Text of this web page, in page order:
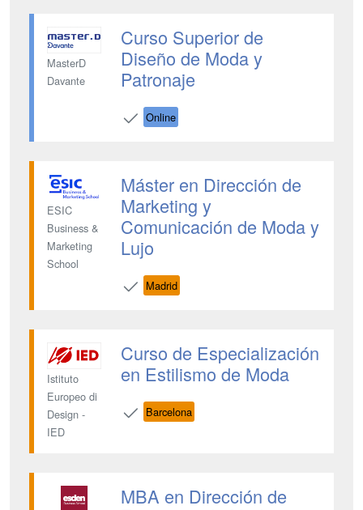
MasterD
Davante
Curso Superior de
Diseño de Moda y
Patronaje
Online
ESIC
Business &
Marketing
School
Máster en Dirección de
Marketing y
Comunicación de Moda y
Lujo
Madrid
Istituto
Europeo di
Design -
IED
Curso de Especialización
en Estilismo de Moda
Barcelona
MBA en Dirección de